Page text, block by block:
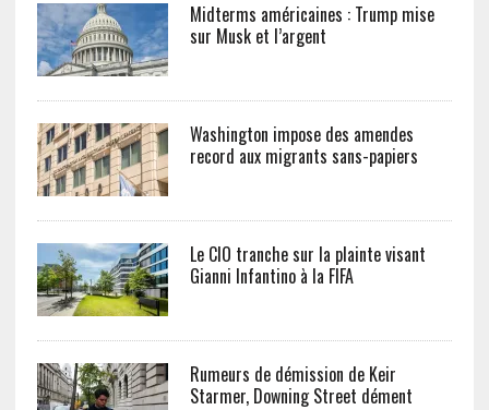
Midterms américaines : Trump mise
sur Musk et l’argent
Washington impose des amendes
record aux migrants sans-papiers
Le CIO tranche sur la plainte visant
Gianni Infantino à la FIFA
Rumeurs de démission de Keir
Starmer, Downing Street dément